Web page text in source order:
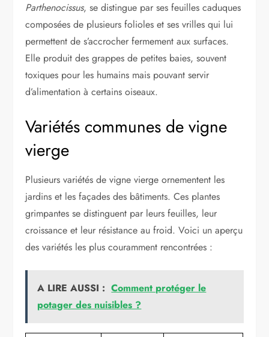
Parthenocissus, se distingue par ses feuilles caduques
composées de plusieurs folioles et ses vrilles qui lui
permettent de s’accrocher fermement aux surfaces.
Elle produit des grappes de petites baies, souvent
toxiques pour les humains mais pouvant servir
d’alimentation à certains oiseaux.
Variétés communes de vigne
vierge
Plusieurs variétés de vigne vierge ornementent les
jardins et les façades des bâtiments. Ces plantes
grimpantes se distinguent par leurs feuilles, leur
croissance et leur résistance au froid. Voici un aperçu
des variétés les plus couramment rencontrées :
A LIRE AUSSI : Comment protéger le
potager des nuisibles ?